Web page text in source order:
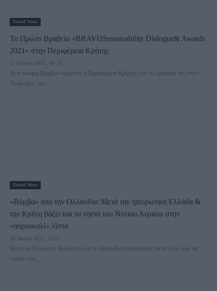
Travel News
Το Πρώτο Βραβείο «BRAVOSustainability Dialogue& Awards
2021» στην Περιφέρεια Κρήτης
11 Ιουνίου 2021, 16:35
Ένα ακόμα βραβείο κέρδισε η Περιφέρεια Κρήτης για τις δράσεις της στον
Τουρισμό, την...
Travel News
«Βόμβα» από την Ολλανδία: Μετά την ηπειρωτική Ελλάδα &
την Κρήτη βάζει και τα νησιά του Νότιου Αιγαίου στην
«πορτοκαλί» λίστα
28 Μαΐου 2021, 15:51
Μετά το Ηνωμένο Βασίλειο και η Ολλανδία αποφάσισε να εντάξει και τα
νησιά του...